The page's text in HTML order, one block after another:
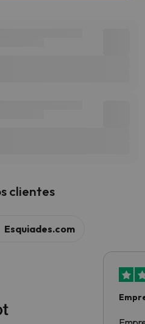
clientes
Esquiades.com